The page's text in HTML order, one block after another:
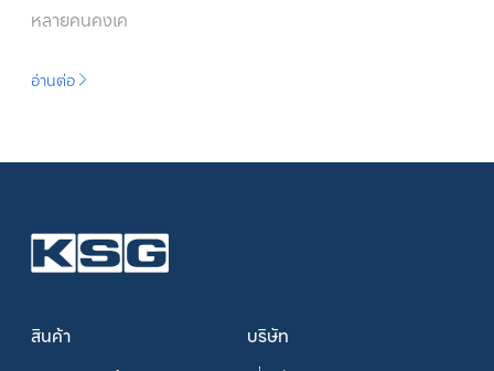
หลายคนคงเค
อ่านต่อ
สินค้า บริษัท